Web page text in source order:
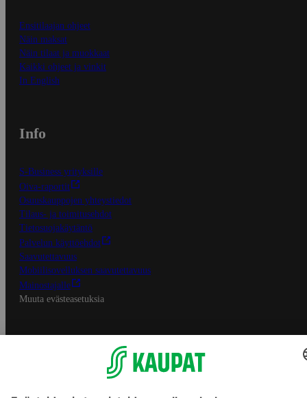
Ensitilaajan ohjeet
Näin maksat
Näin tilaat ja muokkaat
Kaikki ohjeet ja vinkit
In English
Info
S-Business yrityksille
Oiva-raportit
Osuuskauppojen yhteystiedot
Tilaus- ja toimitusehdot
Tietosuojakäytäntö
Palvelun käyttöehdot
Saavutettavuus
Mobiilisovelluksen saavutettavuus
Mainostajalle
Muuta evästeasetuksia
S-ryhmän palvelut